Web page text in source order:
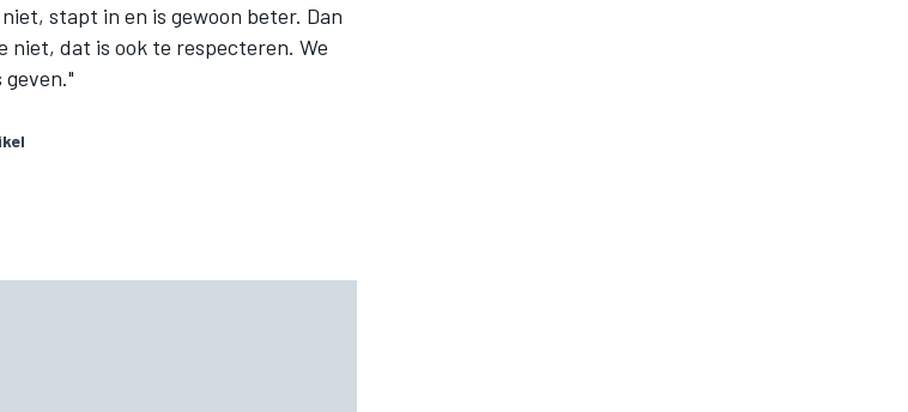
stapt in en is gewoon beter. Dan
niet, dat is ook te respecteren. We